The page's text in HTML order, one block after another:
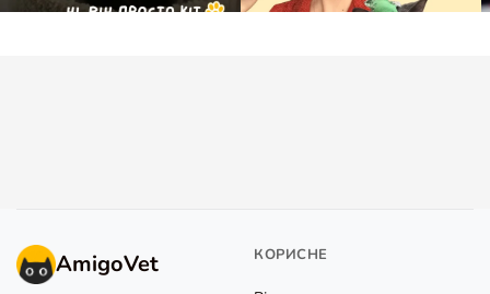
AmigoVet КОРИСНЕ